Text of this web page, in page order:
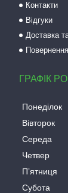
Контакти
Відгуки
Доставка
ГРАФІК
Понеділок
Вівторок
Середа
Четвер
Пʼятниця
Субота